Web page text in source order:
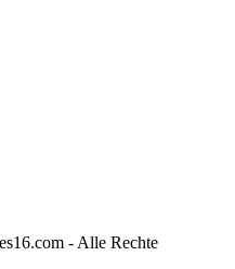
- Alle Rechte